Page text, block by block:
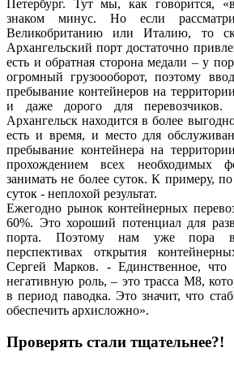
Петербург. Тут мы, как говорится,
знаком минус. Но если
Великобританию или Италию, то
Архангельский порт достаточно
есть и обратная сторона медали – у
огромный грузоооборот, поэтому
пребывание контейнеров на
и даже дорого для
Архангельск находится в более
есть и время, и место для
пребывание контейнера на
прохождением всех необходимых
занимать не более суток. К примеру,
суток - неплохой результат.
Ежегодно рынок контейнерных
60%. Это хороший потенциал для
порта. Поэтому нам уже пора
перспективах открытия
Сергей Марков. - Единственное, что
негативную роль, – это трасса М8,
в период паводка. Это значит, что
обеспечить архисложно».
Проверять стали тщательнее?!